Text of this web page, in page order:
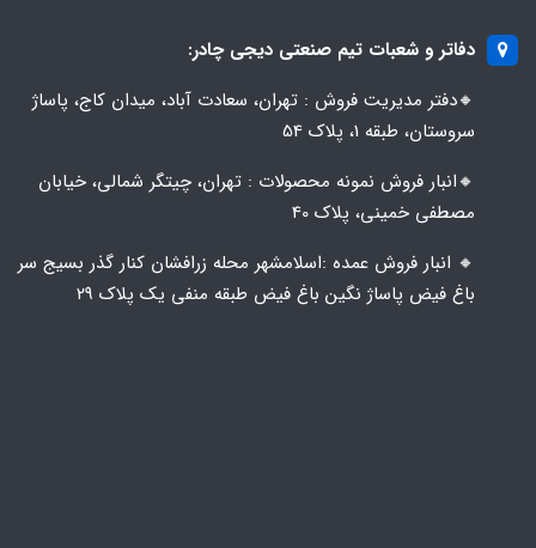
دفاتر و شعبات تیم صنعتی دیجی چادر:
🔸️​​دفتر مدیریت فروش : تهران، سعادت آباد، میدان کاج، پاساژ
سروستان، طبقه 1، پلاک 54
🔸️​​انبار فروش نمونه محصولات : تهران، چیتگر شمالی، خیابان
مصطفی خمینی، پلاک 40
🔸️ انبار فروش عمده :اسلامشهر محله زرافشان کنار گذر بسیج سر
باغ فیض پاساژ نگین باغ فیض طبقه منفی یک پلاک ۲۹